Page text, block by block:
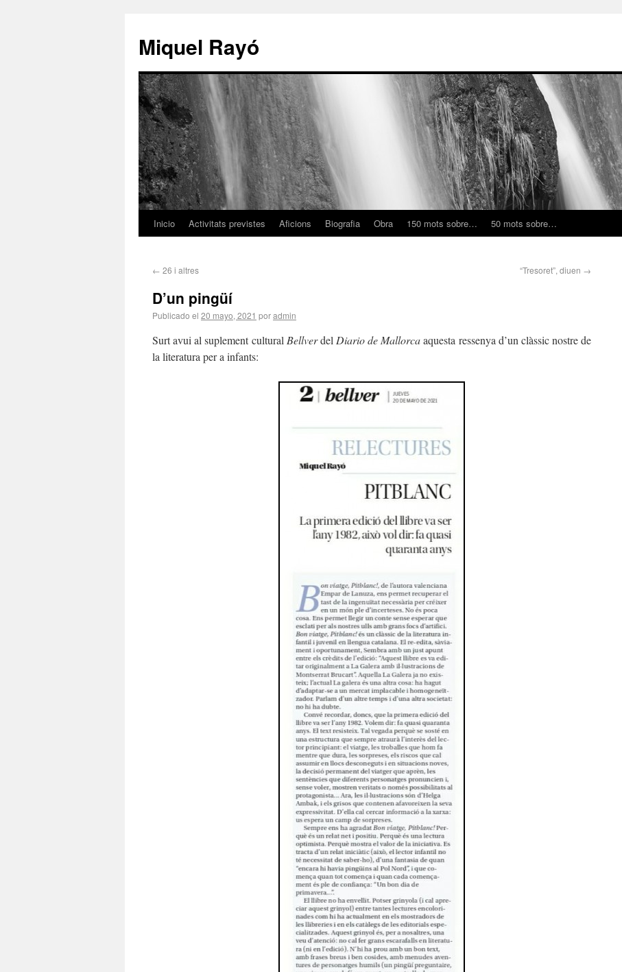
Miquel Rayó
Inicio Activitats previstes Aficions Biografia Obra 150 mots sobre… 50 mots sobre…
← 26 i altres “Tresoret”, diuen →
D’un pingüí
Publicado el 20 mayo, 2021 poradmin
Surt avui al suplement cultural Bellverdel Diario de Mallorcaaquesta ressenya d’un clàssic nostre de
la literatura per a infants: